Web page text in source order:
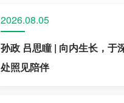
2026.08.05
孙政 吕思瞳 | 向内生长，于
处照见陪伴